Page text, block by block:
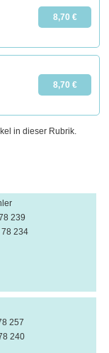
8,70 €
8,70 €
in dieser Rubrik.
239
78 234
257
240